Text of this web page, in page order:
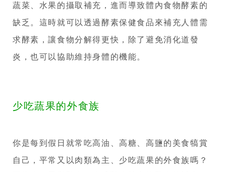
蔬菜、水果的攝取補充，進而導致體內食物酵素的
缺乏。這時就可以透過酵素保健食品來補充人體需
求酵素，讓食物分解得更快，除了避免消化道發
炎，也可以協助維持身體的機能。
少吃蔬果的外食族
你是每到假日就常吃高油、高糖、高鹽的美食犒賞
自己，平常又以肉類為主、少吃蔬果的外食族嗎？